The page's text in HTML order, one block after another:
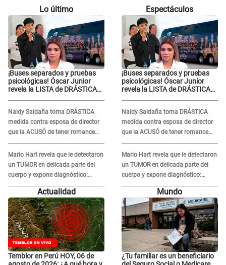
Lo último
¡Buses separados y pruebas
psicológicas! Óscar Junior
revela la LISTA de DRÁSTICAS
en 'La Bella Luz' tras caso
Naldy Saldaña
Naldy Saldaña toma DRÁSTICA
medida contra esposa de director
que la ACUSÓ de tener romance
con él: "Muy triste..."
Mario Hart revela que le detectaron
un TUMOR en delicada parte del
cuerpo y expone diagnóstico:
"Dolores muy fuertes..."
Espectáculos
¡Buses separados y pruebas
psicológicas! Óscar Junior
revela la LISTA de DRÁSTICAS
en 'La Bella Luz' tras caso
Naldy Saldaña
Naldy Saldaña toma DRÁSTICA
medida contra esposa de director
que la ACUSÓ de tener romance
con él: "Muy triste..."
Mario Hart revela que le detectaron
un TUMOR en delicada parte del
cuerpo y expone diagnóstico:
"Dolores muy fuertes..."
Actualidad
Temblor en Perú HOY, 06 de
Mundo
¿Tu familiar es un beneficiario